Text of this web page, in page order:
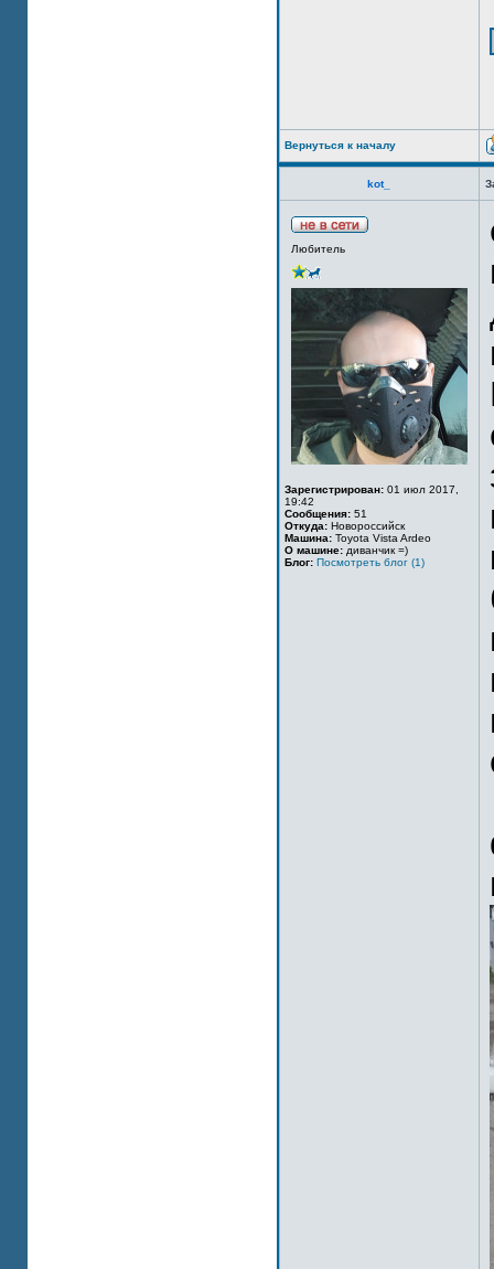
Вернуться к началу
kot_
Любитель
Зарегистрирован: 01 июл 2017,
19:42
Сообщения: 51
Откуда: Новороссийск
Машина: Toyota Vista Ardeo
О машине: диванчик =)
Блог: Посмотреть блог (1)